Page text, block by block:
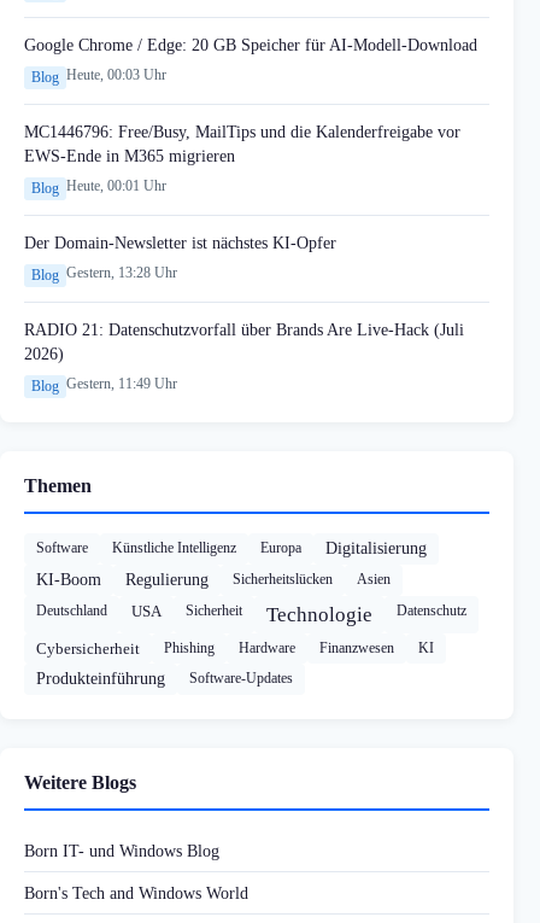
Google Chrome / Edge: 20 GB Speicher für AI-Modell-Download
Blog Heute, 00:03 Uhr
MC1446796: Free/Busy, MailTips und die Kalenderfreigabe vor
EWS-Ende in M365 migrieren
Blog Heute, 00:01 Uhr
Der Domain-Newsletter ist nächstes KI-Opfer
Blog Gestern, 13:28 Uhr
RADIO 21: Datenschutzvorfall über Brands Are Live-Hack (Juli
2026)
Blog Gestern, 11:49 Uhr
Themen
Software Künstliche Intelligenz Europa
Digitalisierung
KI-Boom
Regulierung Sicherheitslücken
Asien
Deutschland
USA Sicherheit Technologie Datenschutz
Cybersicherheit Phishing Hardware Finanzwesen KI
Produkteinführung Software-Updates
Weitere Blogs
Born IT- und Windows Blog
Born's Tech and Windows World